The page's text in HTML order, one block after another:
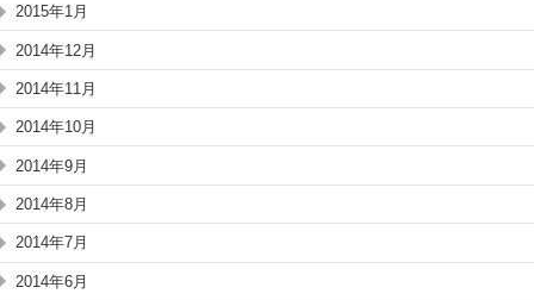
2015年1月
2014年12月
2014年11月
2014年10月
2014年9月
2014年8月
2014年7月
2014年6月